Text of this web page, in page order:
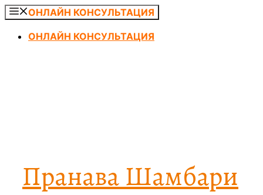
Перейти
содержимому
ОНЛАЙН КОНСУЛЬТАЦИЯ
ОНЛАЙН КОНСУЛЬТАЦИЯ
Пранава Шамбари